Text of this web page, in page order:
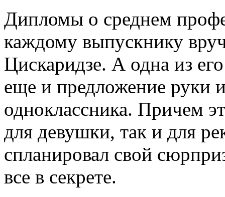
Дипломы о среднем
каждому выпускнику
Цискаридзе. А одна из
еще и предложение руки
одноклассника. Причем
для девушки, так и для
спланировал свой
все в секрете.